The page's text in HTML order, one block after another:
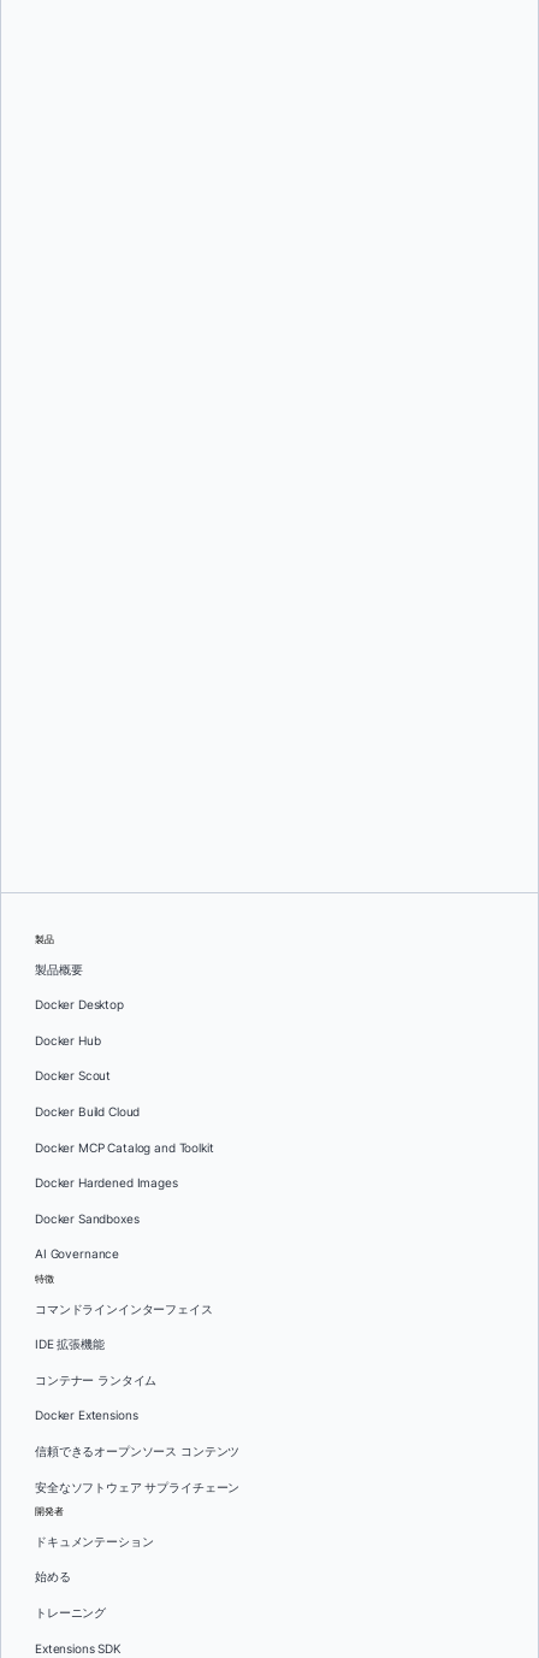
製品
製品概要
Docker Desktop
Docker Hub
Docker Scout
Docker Build Cloud
Docker MCP Catalog and Toolkit
Docker Hardened Images
Docker Sandboxes
AI Governance
特徴
コマンドラインインターフェイス
IDE 拡張機能
コンテナー ランタイム
Docker Extensions
信頼できるオープンソース コンテンツ
安全なソフトウェア サプライチェーン
開発者
ドキュメンテーション
始める
トレーニング
Extensions SDK